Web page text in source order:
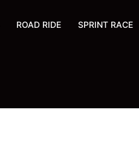
ROAD RIDE SPRINT RACE